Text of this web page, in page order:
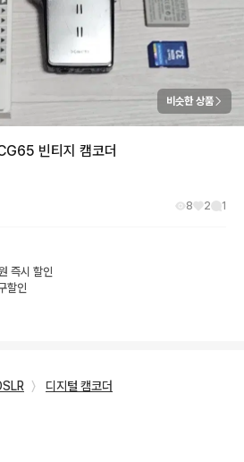
비슷한 상품
빈티지 캠코더
8 2 1
즉시 할인
할인
〉
디지털 캠코더